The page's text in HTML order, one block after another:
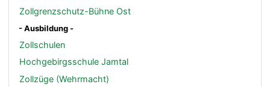
Zollgrenzschutz-Bühne Ost
- Ausbildung -
Zollschulen
Hochgebirgsschule Jamtal
Zollzüge (Wehrmacht)